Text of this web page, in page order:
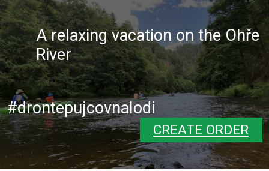
A relaxing vacation on the Ohře
River
#drontepujcovnalodi
CREATE ORDER